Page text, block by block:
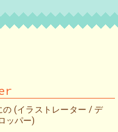
(イラストレーター / デ
ッパー)